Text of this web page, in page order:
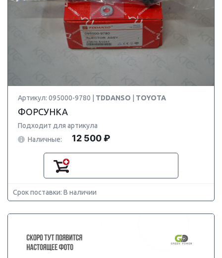
Артикул: 095000-9780 | TDDANSO TOYOTA
ФОРСУНКА
Подходит для артикула
Наличные:
12 500 ₽
Срок поставки: В наличии